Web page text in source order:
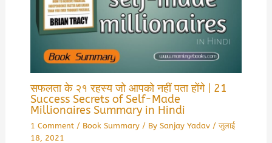
सफलता के २१ रहस्य जो आपको नहीं पता होंगे | 21
Success Secrets of Self-Made
Millionaires Summary in Hindi
1 Comment / Book Summary/ By Sanjay Yadav /जुलाई
18, 2021